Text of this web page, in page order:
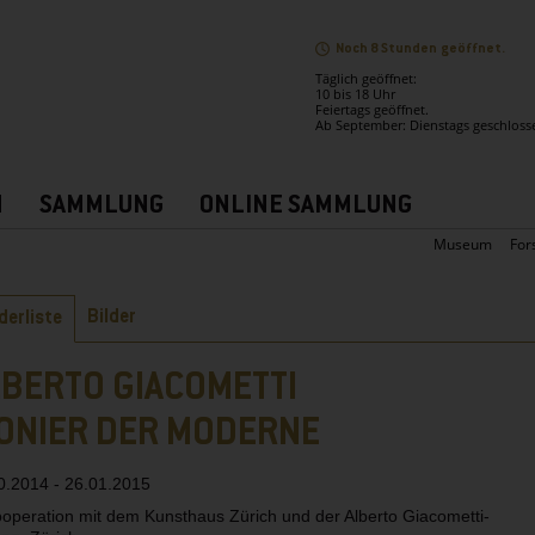
Noch 8 Stunden geöffnet.
Täglich geöffnet:
10 bis 18 Uhr
Feiertags geöffnet.
Ab September: Dienstags
SAMMLUNG ONLINE SAMMLUNG
Museum
Bilder
GIACOMETTI
DER MODERNE
- 26.01.2015
mit dem Kunsthaus Zürich und der Alberto Giacometti-